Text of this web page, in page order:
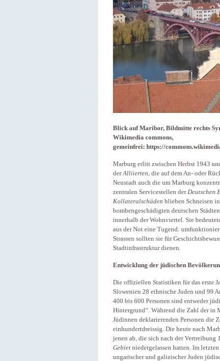
Blick auf Maribor, Bildmitte rechts
Wikimedia commons,
gemeinfrei: https://
Marburg erlitt zwischen Herbst 1943
derAlliierten, die auf dem An- oder
Neustadt auch die um Marburg
zentralen Servicestellen derDeutschen
Kollateralschäden blieben Schneisen
bombengeschädigten deutschen
innerhalb der Wohnviertel. Sie
aus der Not eine Tugend:
Strassen sollten sie für
Stadtinfrastruktur dienen.
Entwicklung der jüdischen
Die offiziellen Statistiken für das erste
Slowenien 28 ethnische Juden und 99
400 bis 600 Personen sind entweder
Hintergrund“. Während die Zahl der in
Jüdinnen deklarierenden Personen die
einhundertdreissig. Die heute nach
jenen ab, die sich nach der
Gebiet niedergelassen hatten. Im
ungarischer und galizischer Juden